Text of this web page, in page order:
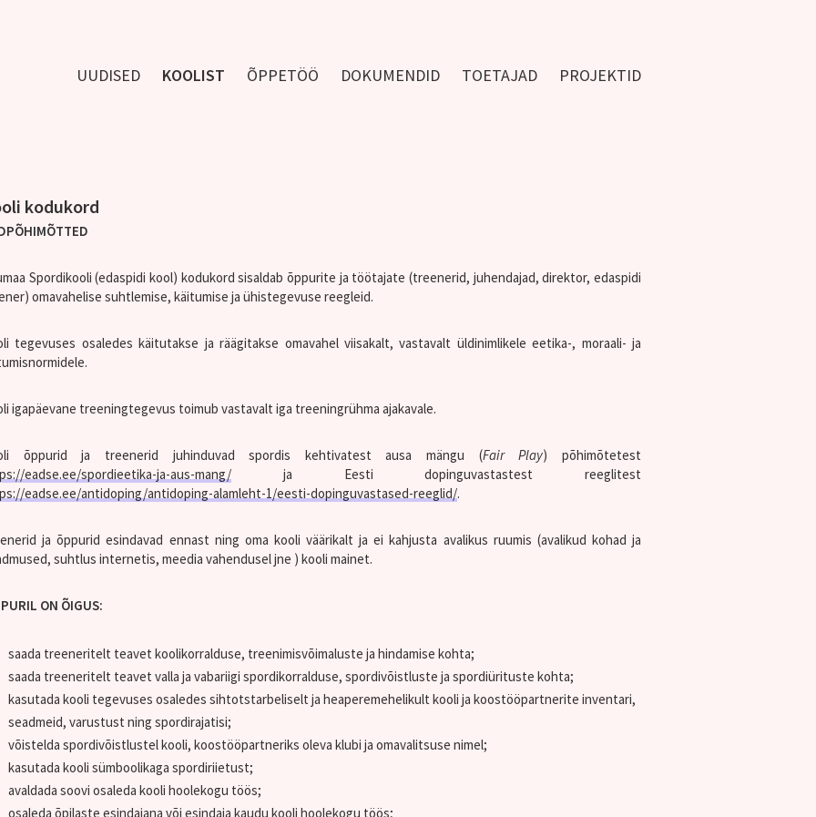
UUDISED KOOLIST ÕPPETÖÖ DOKUMENDID TOETAJAD PROJEKTID
kodukord
Spordikooli (edaspidi kool) kodukord sisaldab õppurite ja töötajate (treenerid, juhendajad, direktor, edaspidi
omavahelise suhtlemise, käitumise ja ühistegevuse reegleid.
tegevuses osaledes käitutakse ja räägitakse omavahel viisakalt, vastavalt üldinimlikele eetika-, moraali- ja
igapäevane treeningtegevus toimub vastavalt iga treeningrühma ajakavale.
õppurid ja treenerid juhinduvad spordis kehtivatest ausa mängu (Fair Play) põhimõtetest
eadse.ee/spordieetika-ja-aus-mang/ ja Eesti dopinguvastastest reeglitest
eadse.ee/antidoping/antidoping-alamleht-1/eesti-dopinguvastased-reeglid/.
ja õppurid esindavad ennast ning oma kooli väärikalt ja ei kahjusta avalikus ruumis (avalikud kohad ja
suhtlus internetis, meedia vahendusel jne ) kooli mainet.
ON ÕIGUS:
saada treeneritelt teavet koolikorralduse, treenimisvõimaluste ja hindamise kohta;
saada treeneritelt teavet valla ja vabariigi spordikorralduse, spordivõistluste ja spordiürituste kohta;
kasutada kooli tegevuses osaledes sihtotstarbeliselt ja heaperemehelikult kooli ja koostööpartnerite inventari,
seadmeid, varustust ning spordirajatisi;
võistelda spordivõistlustel kooli, koostööpartneriks oleva klubi ja omavalitsuse nimel;
kasutada kooli sümboolikaga spordiriietust;
avaldada soovi osaleda kooli hoolekogu töös;
osaleda õpilaste esindajana või esindaja kaudu kooli hoolekogu töös;